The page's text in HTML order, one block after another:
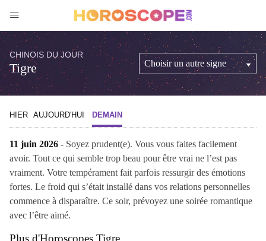
CHINOIS DU JOUR
Tigre
HIER AUJOURD'HUI DEMAIN
11 juin 2026 - Soyez prudent(e). Vous vous faites facilement
avoir. Tout ce qui semble trop beau pour être vrai ne l’est pas
vraiment. Votre tempérament fait parfois ressurgir des émotions
fortes. Le froid qui s’était installé dans vos relations personnelles
commence à disparaître. Ce soir, prévoyez une soirée romantique
avec l’être aimé.
Plus d'Horoscopes Tigre